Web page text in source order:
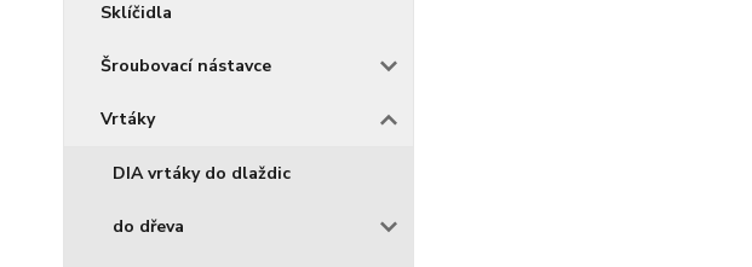
Sklíčidla
Šroubovací nástavce
Vrtáky
DIA vrtáky do dlaždic
do dřeva